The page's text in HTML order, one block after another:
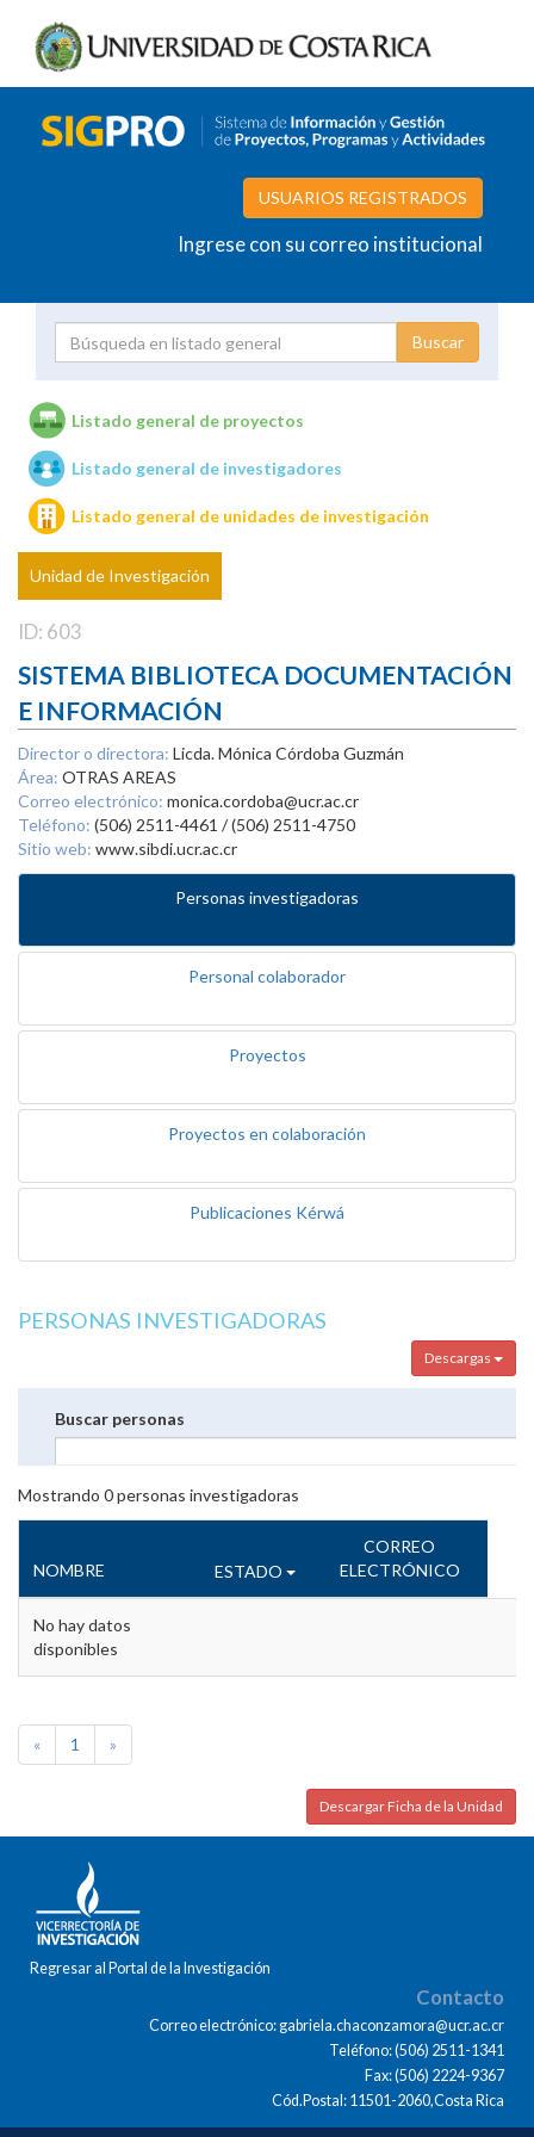
USUARIOS REGISTRADOS
Ingrese con su correo institucional
Unidades de investigación
Listado general de proyectos
Listado general de investigadores
Listado general de unidades de investigación
Unidad de Investigación
ID: 603
SISTEMA BIBLIOTECA DOCUMENTACIÓN
E INFORMACIÓN
Director o directora: Licda. Mónica Córdoba Guzmán
Área: OTRAS AREAS
Correo electrónico: monica.cordoba@ucr.ac.cr
Teléfono: (506) 2511-4461 / (506) 2511-4750
Sitio web: www.sibdi.ucr.ac.cr
Personas investigadoras
Personal colaborador
Proyectos
Proyectos en colaboración
Publicaciones Kérwá
PERSONAS INVESTIGADORAS
Descargas
Buscar personas
Mostrando 0personas investigadoras
NOMBRE ESTADO
CORREO
ELECTRÓNICO
No hay datos
disponibles
« 1 »
Descargar Ficha de la Unidad
Regresar al Portal de la Investigación
Contacto
Correo electrónico: gabriela.chaconzamora@ucr.ac.cr
Teléfono: (506) 2511-1341
Fax: (506) 2224-9367
Cód.Postal: 11501-2060,Costa Rica